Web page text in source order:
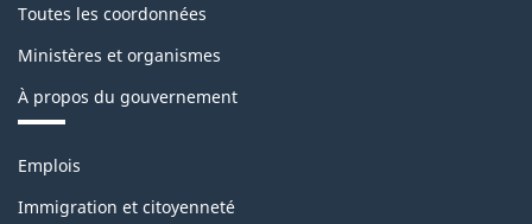
Toutes les coordonnées
Ministères et organismes
À propos du gouvernement
Thèmes
sujets
Emplois
Immigration et citoyenneté